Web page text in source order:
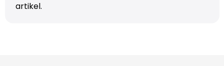
artikel.